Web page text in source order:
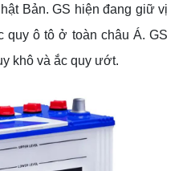
Bản. GS hiện đang giữ vị
quy ô tô ở toàn châu Á. GS
khô và ắc quy ướt.